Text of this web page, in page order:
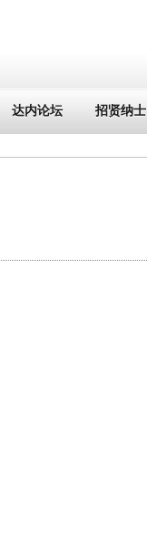
达内论坛 招贤纳士